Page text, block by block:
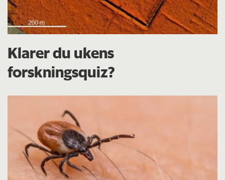
Klarer du ukens
forskningsquiz?